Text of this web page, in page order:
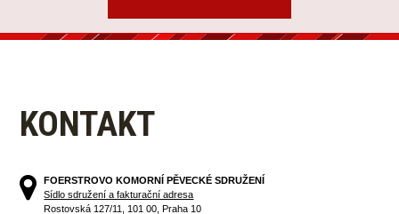
KONTAKT
FOERSTROVO KOMORNÍ PĚVECKÉ SDRUŽENÍ
Sídlo sdružení a fakturační adresa
Rostovská 127/11, 101 00, Praha 10